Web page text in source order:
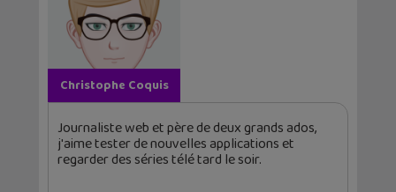
Christophe Coquis
Journaliste web et père de deux grands ados,
j'aime tester de nouvelles applications et
regarder des séries télé tard le soir.